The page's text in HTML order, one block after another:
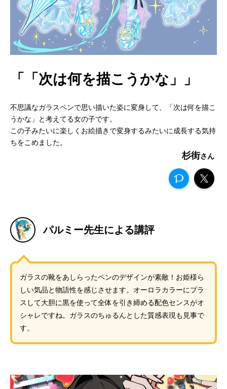
「「次は何を描こうかな」」
不思議なガラスペンで思い描いた姿に変身して、「次は何を描こ
うかな」と考えてる女の子です。
この子みたいに楽しくお絵描きで変身するみたいに成長する気持
ちをこめました。
杉街
パルミー先生による講評
ガラスの靴をあしらったペンのデザインが素敵！お姫様ら
しい気品と物語性を感じさせます。オーロラカラーにプラ
スして大胆に黒を使って全体を引き締める配色センスがオ
シャレですね。ガラスのちゅるんとした質感表現も見事で
す。